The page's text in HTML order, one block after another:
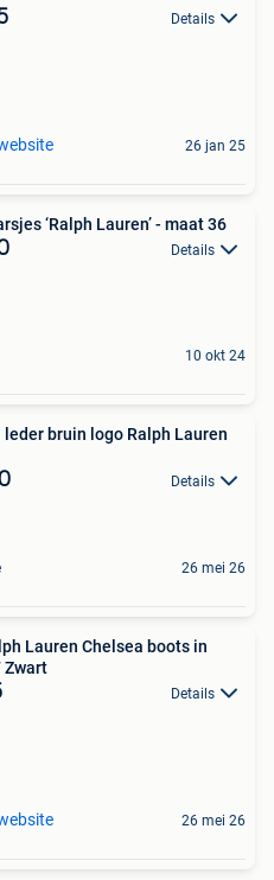
Details
26 jan 25
Enkellaarsjes ‘Ralph Lauren’ - maat 36
Details
10 okt 24
leder bruin logo Ralph Lauren
Details
26 mei 26
Lauren Chelsea boots in
Zwart
Details
26 mei 26